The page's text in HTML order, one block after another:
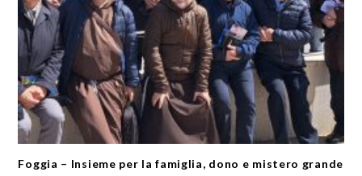
Foggia – Insieme per la famiglia, dono e mistero grande